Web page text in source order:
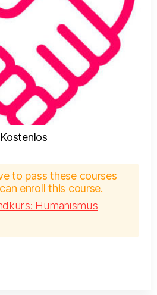
Kostenlos
to pass these courses
enroll this course.
Humanismus